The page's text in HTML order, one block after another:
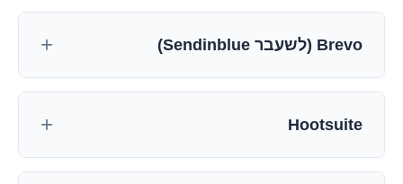
Brevo (לשעבר Sendinblue)
Hootsuite